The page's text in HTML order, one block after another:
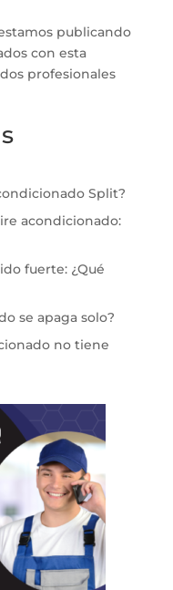
publicando
con esta
profesionales
Split?
acondicionado:
fuerte: ¿Qué
se apaga solo?
no tiene